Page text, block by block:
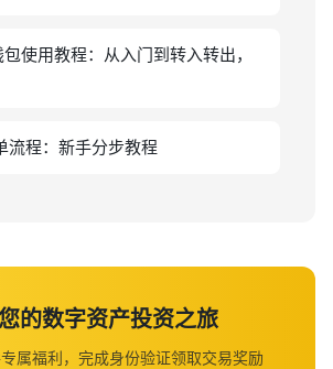
使用教程：从入门到转入转出，
流程：新手分步教程
的数字资产投资之旅
属福利，完成身份验证领取交易奖励